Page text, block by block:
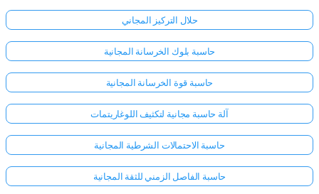
حلال التركيز المجاني
حاسبة بلوك الخرسانة المجانية
حاسبة قوة الخرسانة المجانية
آلة حاسبة مجانية لتكثيف اللوغاريتمات
حاسبة الاحتمالات الشرطية المجانية
حاسبة الفاصل الزمني للثقة المجانية